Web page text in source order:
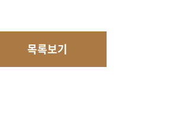
목록보기